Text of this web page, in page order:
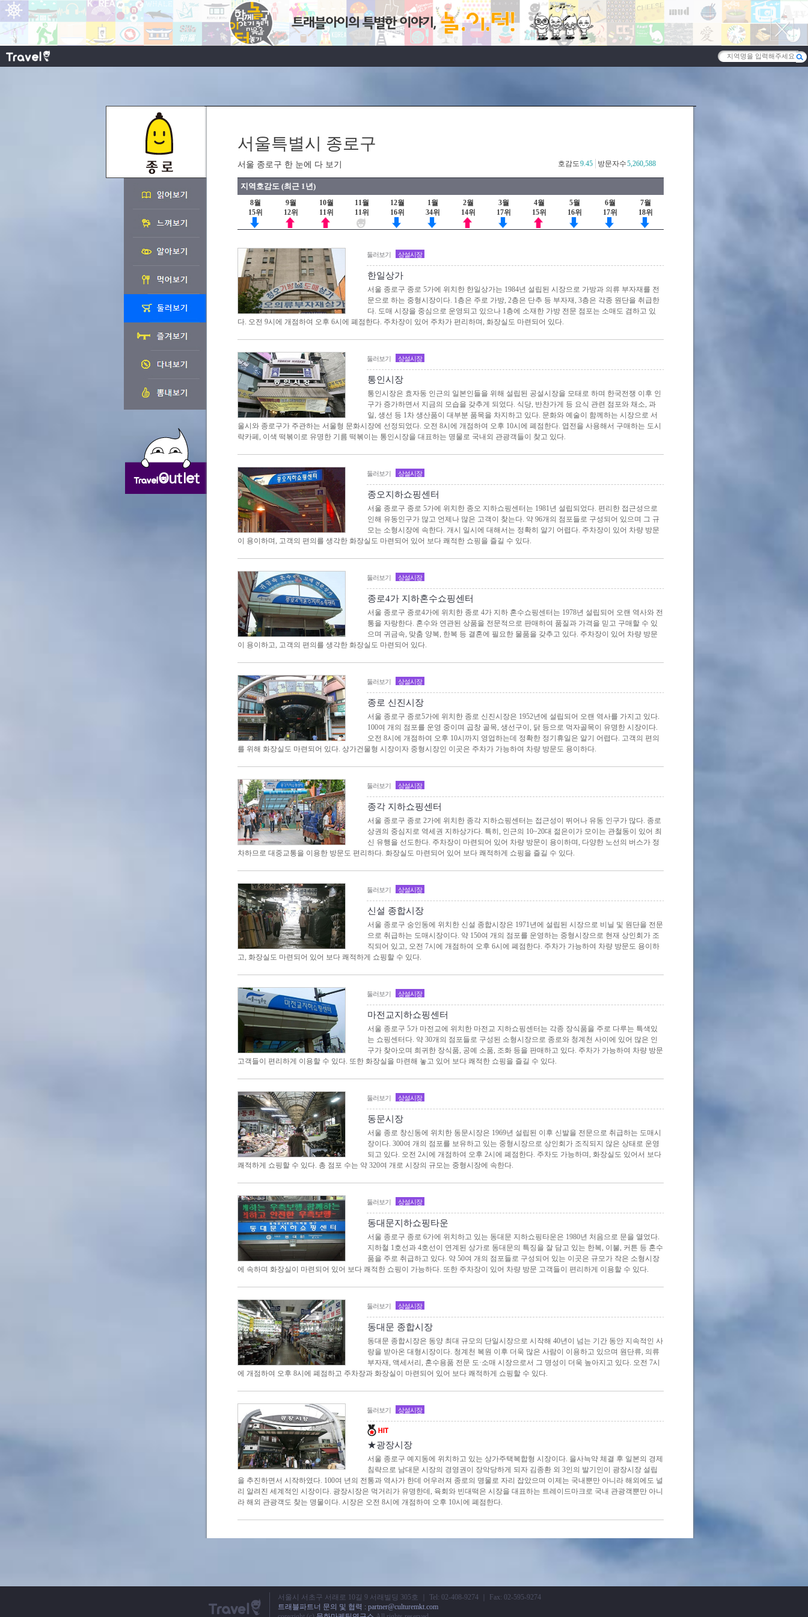
서울특별시 종로구
서울 종로구 한 눈에 다 보기 방문자수5,260,588
호감도9.45
지역호감도 (최근 1년)
8월
15위
9월
12위
10월
11위
11월
11위
12월
16위
1월
34위
2월
14위
3월
17위
4월
15위
5월
16위
6월
17위
7월
18위
둘러보기 상설시장
한일상가
서울 종로구 종로 5가에 위치한 한일상가는 1984년 설립된 시장으로 가방과 의류 부자재를 전
문으로 하는 중형시장이다. 1층은 주로 가방, 2층은 단추 등 부자재, 3층은 각종 원단을 취급한
다. 도매 시장을 중심으로 운영되고 있으나 1층에 소재한 가방 전문 점포는 소매도 겸하고 있
다. 오전 9시에 개점하여 오후 6시에 폐점한다. 주차장이 있어 주차가 편리하며, 화장실도 마련되어 있다.
둘러보기 상설시장
통인시장
통인시장은 효자동 인근의 일본인들을 위해 설립된 공설시장을 모태로 하며 한국전쟁 이후 인
구가 증가하면서 지금의 모습을 갖추게 되었다. 식당, 반찬가게 등 요식 관련 점포와 채소, 과
일, 생선 등 1차 생산품이 대부분 품목을 차지하고 있다. 문화와 예술이 함께하는 시장으로 서
울시와 종로구가 주관하는 서울형 문화시장에 선정되었다. 오전 8시에 개점하여 오후 10시에 폐점한다. 엽전을 사용해서 구매하는 도시
락카페, 이색 떡볶이로 유명한 기름 떡볶이는 통인시장을 대표하는 명물로 국내외 관광객들이 찾고 있다.
둘러보기 상설시장
종오지하쇼핑센터
서울 종로구 종로 5가에 위치한 종오 지하쇼핑센터는 1981년 설립되었다. 편리한 접근성으로
인해 유동인구가 많고 언제나 많은 고객이 찾는다. 약 96개의 점포들로 구성되어 있으며 그 규
모는 소형시장에 속한다. 개시 일시에 대해서는 정확히 알기 어렵다. 주차장이 있어 차량 방문
이 용이하며, 고객의 편의를 생각한 화장실도 마련되어 있어 보다 쾌적한 쇼핑을 즐길 수 있다.
둘러보기 상설시장
종로4가 지하혼수쇼핑센터
서울 종로구 종로4가에 위치한 종로 4가 지하 혼수쇼핑센터는 1978년 설립되어 오랜 역사와 전
통을 자랑한다. 혼수와 연관된 상품을 전문적으로 판매하여 품질과 가격을 믿고 구매할 수 있
으며 귀금속, 맞춤 양복, 한복 등 결혼에 필요한 물품을 갖추고 있다. 주차장이 있어 차량 방문
이 용이하고, 고객의 편의를 생각한 화장실도 마련되어 있다.
둘러보기 상설시장
종로 신진시장
서울 종로구 종로5가에 위치한 종로 신진시장은 1952년에 설립되어 오랜 역사를 가지고 있다.
100여 개의 점포를 운영 중이며 곱창 골목, 생선구이, 닭 등으로 먹자골목이 유명한 시장이다.
오전 8시에 개점하여 오후 10시까지 영업하는데 정확한 정기휴일은 알기 어렵다. 고객의 편의
를 위해 화장실도 마련되어 있다. 상가건물형 시장이자 중형시장인 이곳은 주차가 가능하여 차량 방문도 용이하다.
둘러보기 상설시장
종각 지하쇼핑센터
서울 종로구 종로 2가에 위치한 종각 지하쇼핑센터는 접근성이 뛰어나 유동 인구가 많다. 종로
상권의 중심지로 역세권 지하상가다. 특히, 인근의 10~20대 젊은이가 모이는 관철동이 있어 최
신 유행을 선도한다. 주차장이 마련되어 있어 차량 방문이 용이하며, 다양한 노선의 버스가 정
차하므로 대중교통을 이용한 방문도 편리하다. 화장실도 마련되어 있어 보다 쾌적하게 쇼핑을 즐길 수 있다.
둘러보기 상설시장
신설 종합시장
서울 종로구 숭인동에 위치한 신설 종합시장은 1971년에 설립된 시장으로 비닐 및 원단을 전문
으로 취급하는 도매시장이다. 약 150여 개의 점포를 운영하는 중형시장으로 현재 상인회가 조
직되어 있고, 오전 7시에 개점하여 오후 6시에 폐점한다. 주차가 가능하여 차량 방문도 용이하
고, 화장실도 마련되어 있어 보다 쾌적하게 쇼핑할 수 있다.
둘러보기 상설시장
마전교지하쇼핑센터
서울 종로구 5가 마전교에 위치한 마전교 지하쇼핑센터는 각종 장식품을 주로 다루는 특색있
는 쇼핑센터다. 약 30개의 점포들로 구성된 소형시장으로 종로와 청계천 사이에 있어 많은 인
구가 찾아오며 희귀한 장식품, 공예 소품, 조화 등을 판매하고 있다. 주차가 가능하여 차량 방문
고객들이 편리하게 이용할 수 있다. 또한 화장실을 마련해 놓고 있어 보다 쾌적한 쇼핑을 즐길 수 있다.
둘러보기 상설시장
동문시장
서울 종로 창신동에 위치한 동문시장은 1969년 설립된 이후 신발을 전문으로 취급하는 도매시
장이다. 300여 개의 점포를 보유하고 있는 중형시장으로 상인회가 조직되지 않은 상태로 운영
되고 있다. 오전 2시에 개점하여 오후 2시에 폐점한다. 주차도 가능하며, 화장실도 있어서 보다
쾌적하게 쇼핑할 수 있다. 총 점포 수는 약 320여 개로 시장의 규모는 중형시장에 속한다.
둘러보기 상설시장
동대문지하쇼핑타운
서울 종로구 종로 6가에 위치하고 있는 동대문 지하쇼핑타운은 1980년 처음으로 문을 열었다.
지하철 1호선과 4호선이 연계된 상가로 동대문의 특징을 잘 담고 있는 한복, 이불, 커튼 등 혼수
품을 주로 취급하고 있다. 약 50여 개의 점포들로 구성되어 있는 이곳은 규모가 작은 소형시장
에 속하며 화장실이 마련되어 있어 보다 쾌적한 쇼핑이 가능하다. 또한 주차장이 있어 차량 방문 고객들이 편리하게 이용할 수 있다.
둘러보기 상설시장
동대문 종합시장
동대문 종합시장은 동양 최대 규모의 단일시장으로 시작해 40년이 넘는 기간 동안 지속적인 사
랑을 받아온 대형시장이다. 청계천 복원 이후 더욱 많은 사람이 이용하고 있으며 원단류, 의류
부자재, 액세서리, 혼수용품 전문 도·소매 시장으로서 그 명성이 더욱 높아지고 있다. 오전 7시
에 개점하여 오후 8시에 폐점하고 주차장과 화장실이 마련되어 있어 보다 쾌적하게 쇼핑할 수 있다.
둘러보기 상설시장
★광장시장
서울 종로구 예지동에 위치하고 있는 상가주택복합형 시장이다. 을사늑약 체결 후 일본의 경제
침략으로 남대문 시장의 경영권이 장악당하게 되자 김종환 외 3인의 발기인이 광장시장 설립
을 추진하면서 시작하였다. 100여 년의 전통과 역사가 한데 어우러져 종로의 명물로 자리 잡았으며 이제는 국내뿐만 아니라 해외에도 널
리 알려진 세계적인 시장이다. 광장시장은 먹거리가 유명한데, 육회와 빈대떡은 시장을 대표하는 트레이드마크로 국내 관광객뿐만 아니
라 해외 관광객도 찾는 명물이다. 시장은 오전 8시에 개점하여 오후 10시에 폐점한다.
서울시 서초구 서래로 10길 9 서래빌딩 305호 ｜ Tel: 02-408-9274 ｜ Fax: 02-595-9274
트래블파트너 문의 및 협력 : partner@culturemkt.com